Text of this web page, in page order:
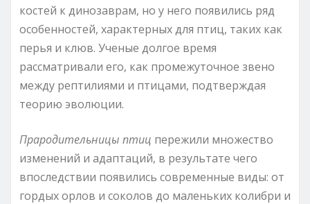
костей к динозаврам, но у него появились ряд
особенностей, характерных для птиц, таких как
перья и клюв. Ученые долгое время
рассматривали его, как промежуточное звено
между рептилиями и птицами, подтверждая
теорию эволюции.
Прародительницы птиц пережили множество
изменений и адаптаций, в результате чего
впоследствии появились современные виды: от
гордых орлов и соколов до маленьких колибри и